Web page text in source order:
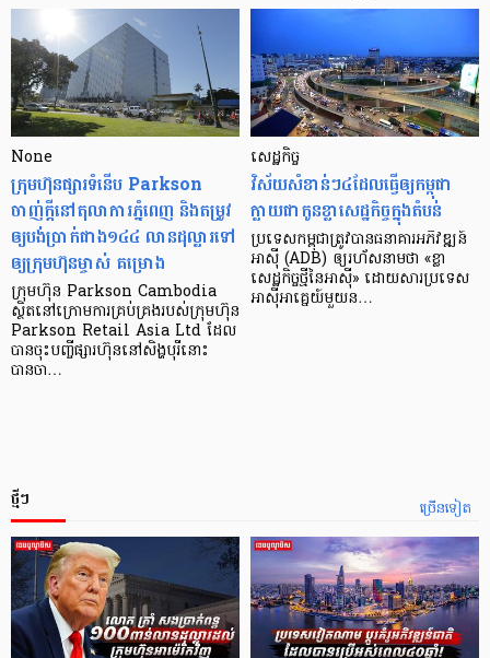
None
ក្រុមហ៊ុនផ្សារទំនើប Parkson
ចាញ់ក្ដីនៅតុលាការភ្នំពេញ និងតម្រូវ
ឲ្យបង់ប្រាក់ជាង១៤៤ លានដុល្លារទៅ
ឲ្យក្រុមហ៊ុនម្ចាស់ គម្រោង
ក្រុមហ៊ុន Parkson Cambodia
ស្ថិតនៅក្រោមការគ្រប់គ្រងរបស់ក្រុមហ៊ុន
Parkson Retail Asia Ltd ដែល
បានចុះបញ្ចីផ្សារហ៊ុននៅសិង្ហបុរីនោះ
បានចា…
សេដ្ឋកិច្ច​
វិស័យ​សំខាន់ៗ​៤​ដែល​ធ្វើ​ឲ្យ​កម្ពុជា​
ក្លាយ​ជា​កូន​ខ្លា​សេដ្ឋកិច្ច​ក្នុង​តំបន់
ប្រទេស​កម្ពុជា​ត្រូវ​បាន​ធនាគារ​អភិវឌ្ឍន៍​
អាស៊ី (ADB) ឲ្យ​រហ័ស​នាមថា «ខ្លា​
សេដ្ឋកិច្ច​ថ្មី​នៃ​អាស៊ី» ដោយសារ​ប្រទេស​
អាស៊ី​អាគ្នេយ៍​មួយ​ន…
ច្រើនទៀត
ថ្មីៗ